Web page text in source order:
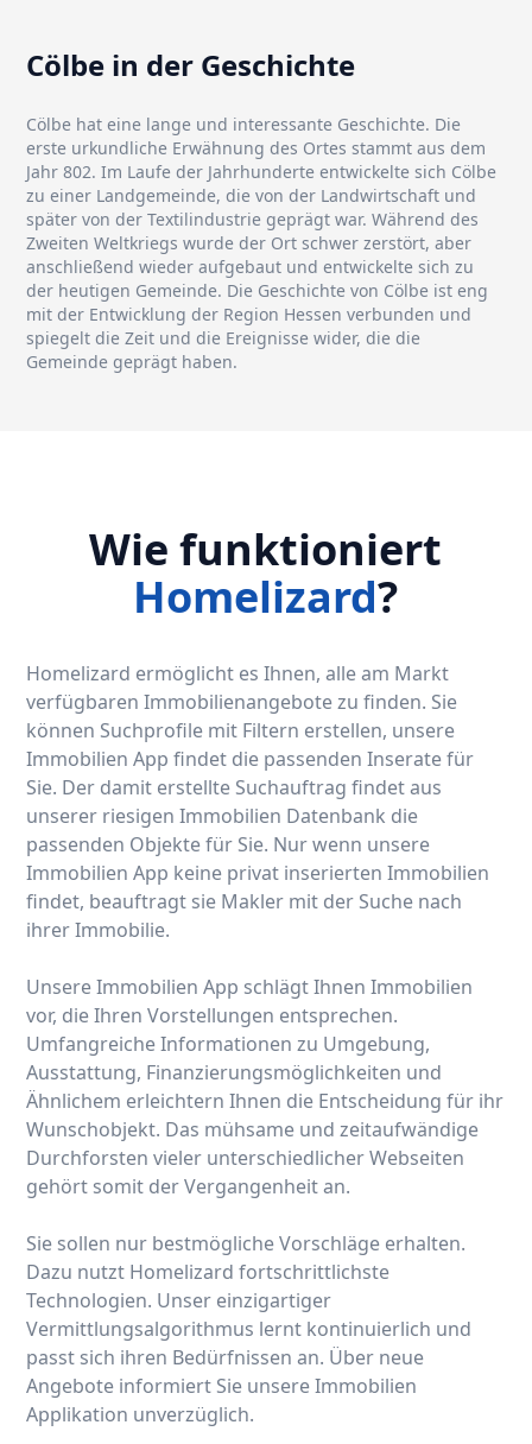
Cölbe in der Geschichte
Cölbe hat eine lange und interessante Geschichte. Die
erste urkundliche Erwähnung des Ortes stammt aus dem
Jahr 802. Im Laufe der Jahrhunderte entwickelte sich Cölbe
zu einer Landgemeinde, die von der Landwirtschaft und
später von der Textilindustrie geprägt war. Während des
Zweiten Weltkriegs wurde der Ort schwer zerstört, aber
anschließend wieder aufgebaut und entwickelte sich zu
der heutigen Gemeinde. Die Geschichte von Cölbe ist eng
mit der Entwicklung der Region Hessen verbunden und
spiegelt die Zeit und die Ereignisse wider, die die
Gemeinde geprägt haben.
Wie funktioniert
Homelizard?
Homelizard ermöglicht es Ihnen, alle am Markt
verfügbaren Immobilienangebote zu finden. Sie
können Suchprofile mit Filtern erstellen, unsere
Immobilien App findet die passenden Inserate für
Sie. Der damit erstellte Suchauftrag findet aus
unserer riesigen Immobilien Datenbank die
passenden Objekte für Sie. Nur wenn unsere
Immobilien App keine privat inserierten Immobilien
findet, beauftragt sie Makler mit der Suche nach
ihrer Immobilie.
Unsere Immobilien App schlägt Ihnen Immobilien
vor, die Ihren Vorstellungen entsprechen.
Umfangreiche Informationen zu Umgebung,
Ausstattung, Finanzierungsmöglichkeiten und
Ähnlichem erleichtern Ihnen die Entscheidung für ihr
Wunschobjekt. Das mühsame und zeitaufwändige
Durchforsten vieler unterschiedlicher Webseiten
gehört somit der Vergangenheit an.
Sie sollen nur bestmögliche Vorschläge erhalten.
Dazu nutzt Homelizard fortschrittlichste
Technologien. Unser einzigartiger
Vermittlungsalgorithmus lernt kontinuierlich und
passt sich ihren Bedürfnissen an. Über neue
Angebote informiert Sie unsere Immobilien
Applikation unverzüglich.